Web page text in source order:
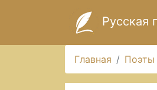
Русская
Главная Поэты